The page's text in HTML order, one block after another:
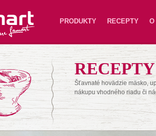
PRODUKTY RECEPTY O
RECEPTY
Šťavnaté hovädzie mäsko,
nákupu vhodného riadu či